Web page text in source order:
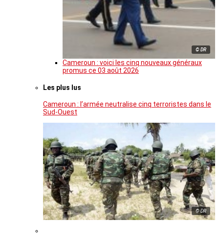
© DR
Cameroun : voici les cinq nouveaux généraux
promus ce 03 août 2026
Les plus lus
Cameroun : l’armée neutralise cinq terroristes dans le
Sud-Ouest
© DR